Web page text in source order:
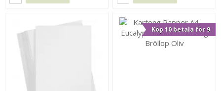
Köp 10 betala för 9